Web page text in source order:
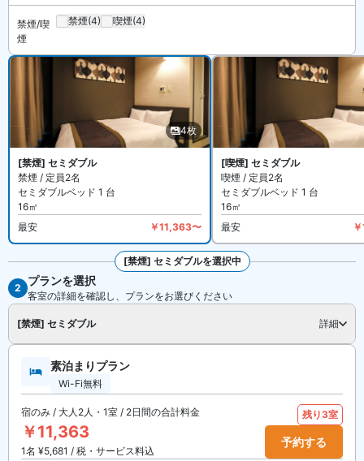
ルカムコーヒーサービスもご利用いただけます。
【館内施設・サービス】
客室数は全 85 室。インターネットは無料 WiFi 、有線LAN が利用
可能です。全室個室空調、プラズマクラスター空気清浄機、ズボン
プレッサー完備。施設はコインランドリーがあります。
和歌山アーバンホテル は禁煙ルームと喫煙できるお部屋がありま
す。詳細は各宿泊プランをご確認ください。
禁煙/喫
煙
禁煙(4) 喫煙(4)
4枚
[禁煙] セミダブル
禁煙 / 定員2名
セミダブルベッド 1 台
16㎡
最安
￥11,363〜
[喫煙] セミダブル
喫煙 / 定員2名
セミダブルベッド 1 台
16㎡
最安
[禁煙] セミダブルを選択中
2 プランを選択
客室の詳細を確認し、プランをお選びください
[禁煙] セミダブル 詳細
素泊まりプラン
Wi-Fi無料
宿のみ / 大人2人・1室 / 2日間の合計料金
￥11,363
1名 ¥5,681 / 税・サービス料込
残り3室
予約する